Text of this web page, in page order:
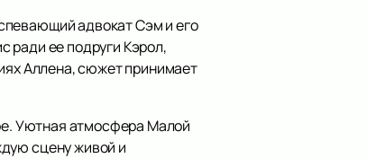
адвокат Сэм и его
ради ее подруги Кэрол,
Аллена, сюжет принимает
Уютная атмосфера Малой
сцену живой и